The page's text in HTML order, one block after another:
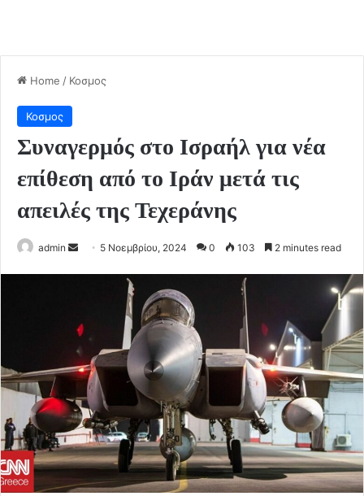
Home / Κοσμος
Κοσμος
Συναγερμός στο Ισραήλ για νέα
επίθεση από το Ιράν μετά τις
απειλές της Τεχεράνης
admin
Send 5 Νοεμβρίου, 2024 0 103 2 minutes read